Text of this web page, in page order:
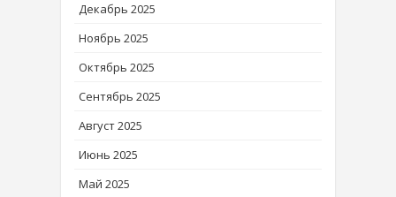
Декабрь 2025
Ноябрь 2025
Октябрь 2025
Сентябрь 2025
Август 2025
Июнь 2025
Май 2025